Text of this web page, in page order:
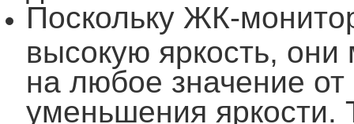
Поскольку ЖК-
высокую яркость, они
на любое значение
уменьшения